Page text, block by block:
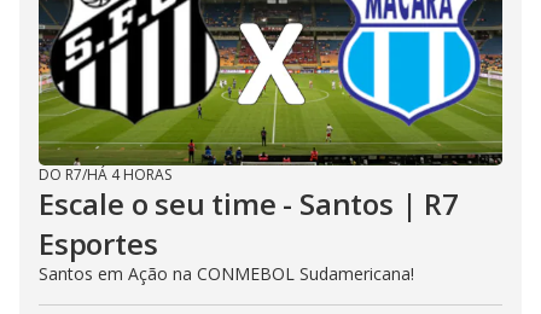
DO R7/HÁ 4 HORAS
Escale o seu time - Santos | R7
Esportes
Santos em Ação na CONMEBOL Sudamericana!